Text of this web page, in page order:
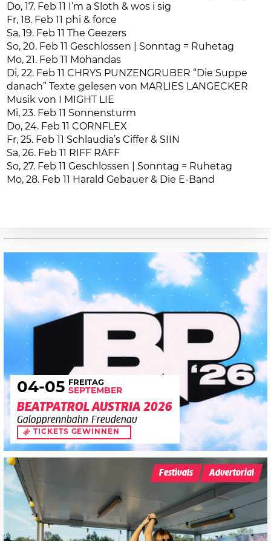
Do, 17. Feb 11 I’m a Sloth & wos i sig
Fr, 18. Feb 11 phi & force
Sa, 19. Feb 11 The Geezers
So, 20. Feb 11 Geschlossen | Sonntag = Ruhetag
Mo, 21. Feb 11 Mohandas
Di, 22. Feb 11 CHRYS PUNZENGRUBER “Die Suppe
danach” Texte gelesen von MARLIES LANGECKER
Musik von I MIGHT LIE
Mi, 23. Feb 11 Sonnensturm
Do, 24. Feb 11 CORNFLEX
Fr, 25. Feb 11 Schlaudia’s Ciffer & SIIN
Sa, 26. Feb 11 RIFF RAFF
So, 27. Feb 11 Geschlossen | Sonntag = Ruhetag
Mo, 28. Feb 11 Harald Gebauer & Die E-Band
04-05 FREITAG
SEPTEMBER
BEATPATROL AUSTRIA 2026
Galopprennbahn Freudenau
TICKETS GEWINNEN
Festivals Advertorial